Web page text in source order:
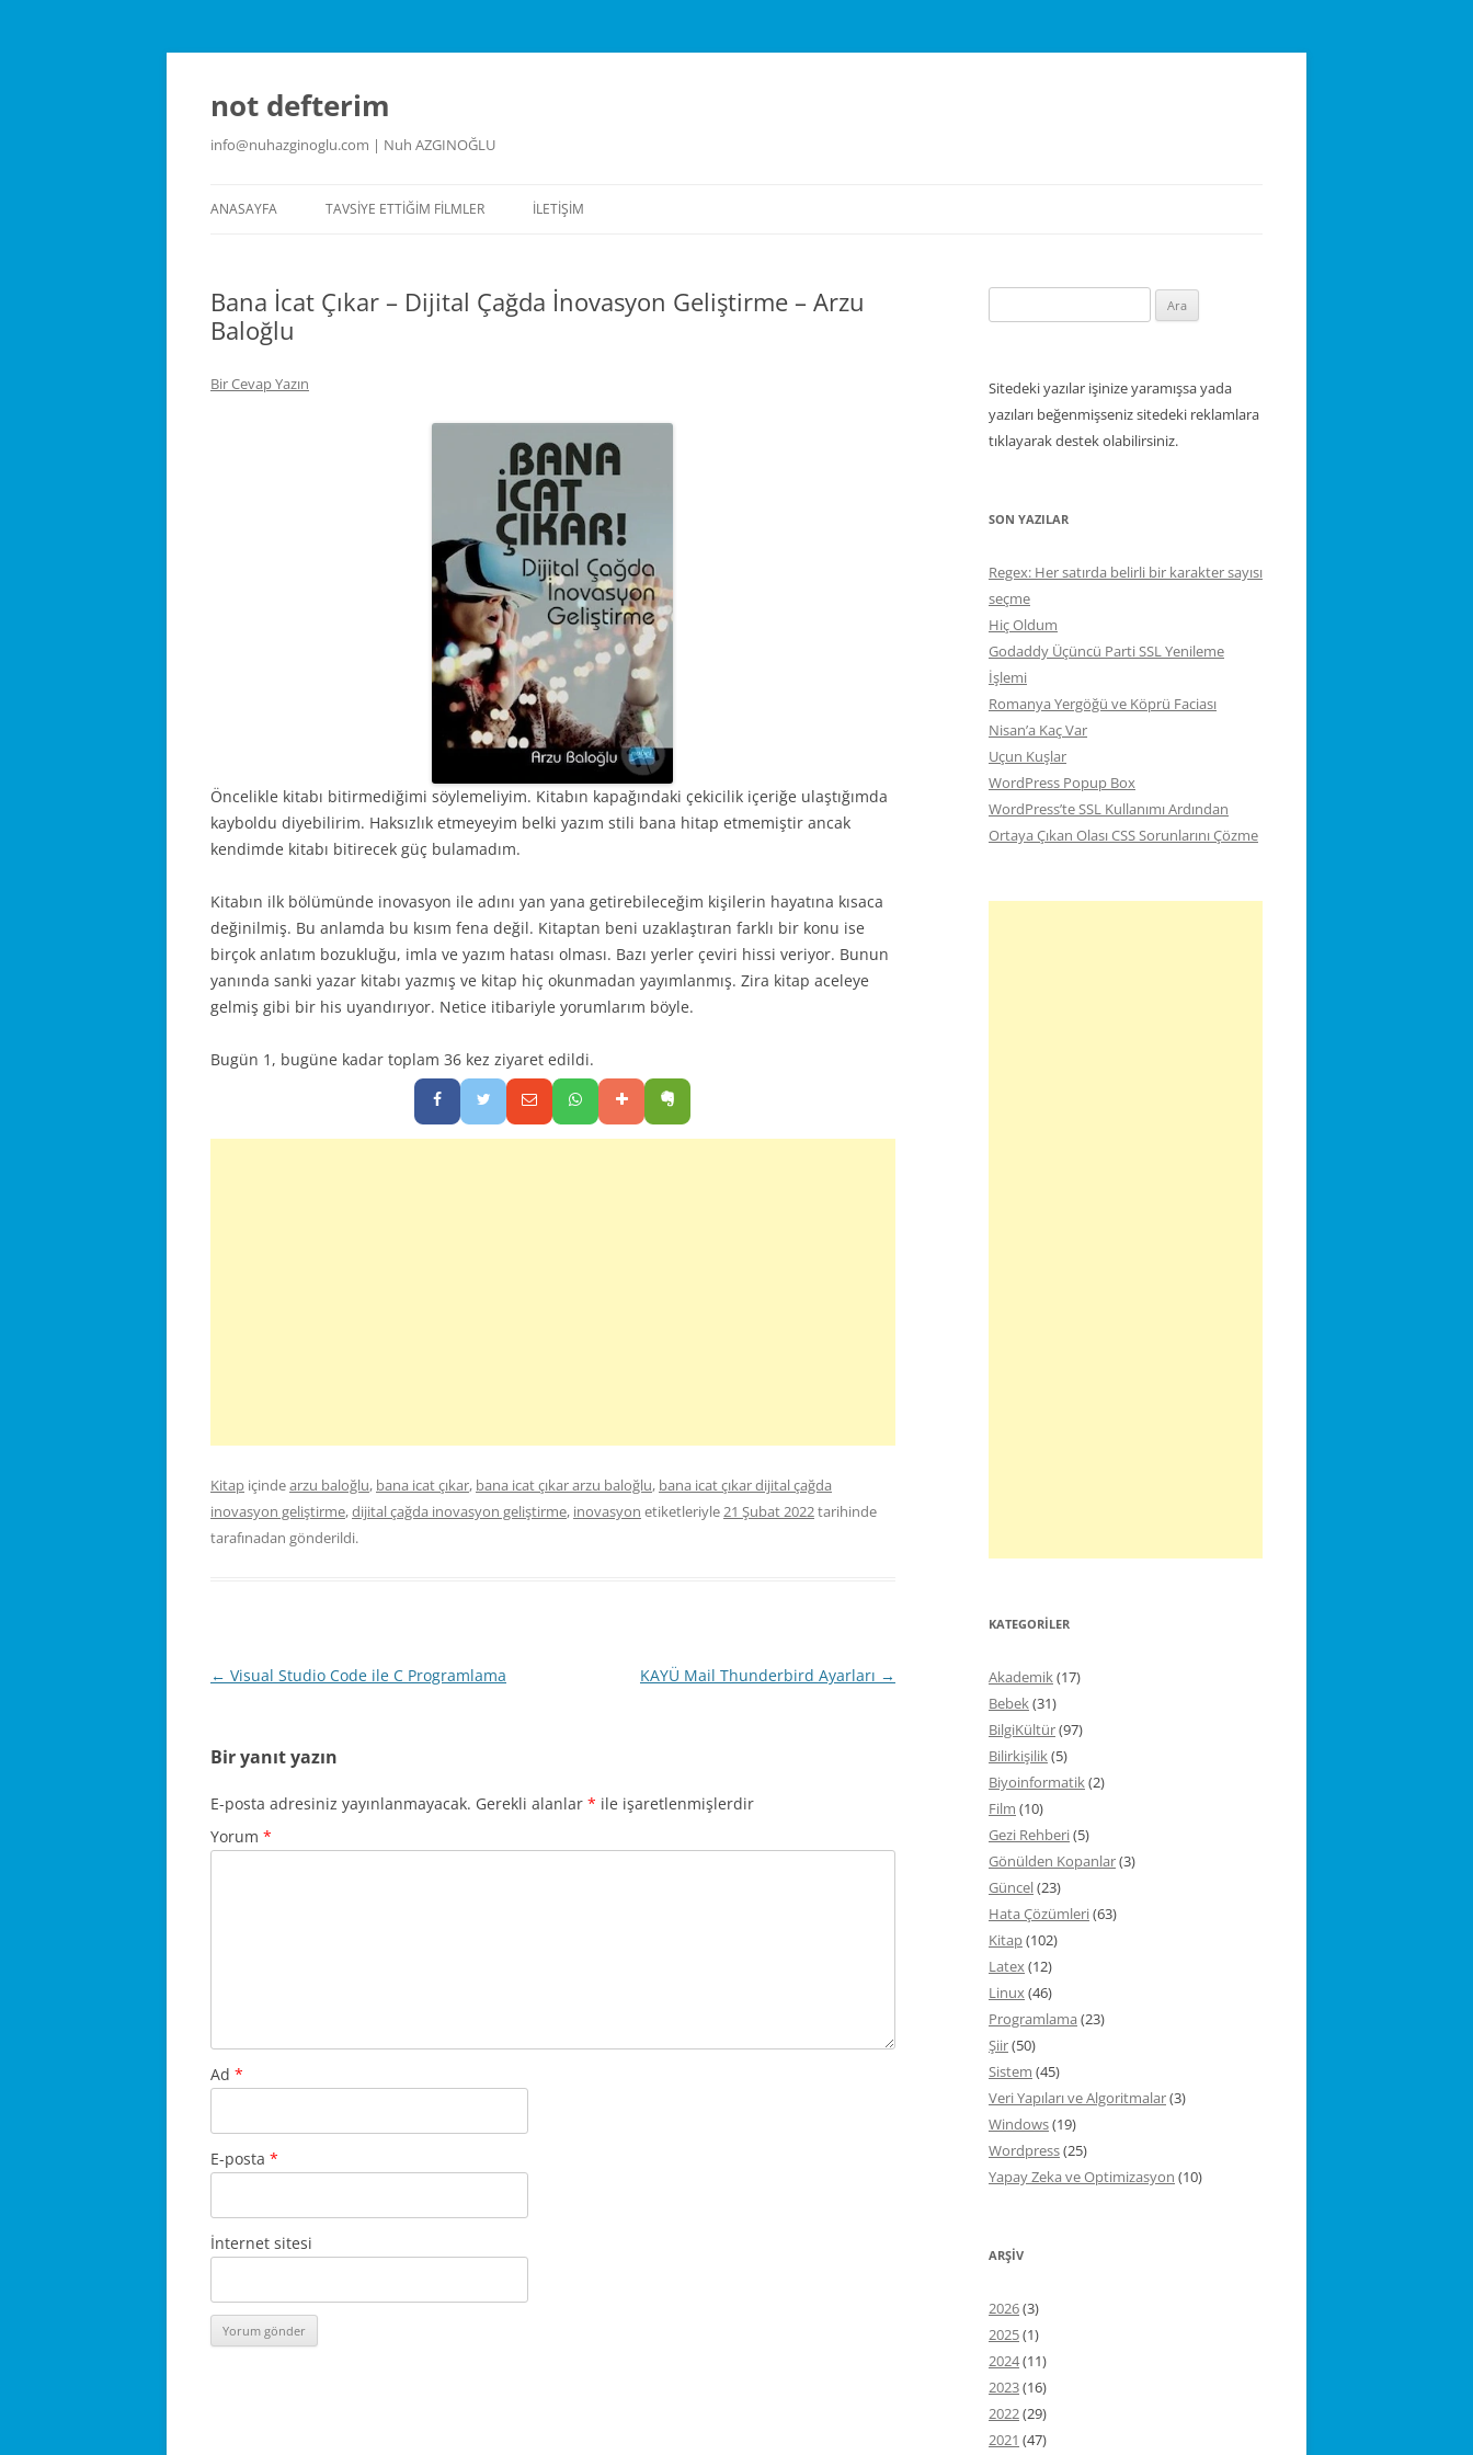
İçeriğe
not defterim
info@nuhazginoglu.com | Nuh AZGINOĞLU
ANASAYFA TAVSIYE ETTIĞIM FILMLER İLETIŞIM
Bana İcat Çıkar – Dijital Çağda İnovasyon Geliştirme – Arzu
Baloğlu
Bir Cevap Yazın
Öncelikle kitabı bitirmediğimi söylemeliyim. Kitabın kapağındaki çekicilik içeriğe ulaştığımda
kayboldu diyebilirim. Haksızlık etmeyeyim belki yazım stili bana hitap etmemiştir ancak
kendimde kitabı bitirecek güç bulamadım.
Kitabın ilk bölümünde inovasyon ile adını yan yana getirebileceğim kişilerin hayatına kısaca
değinilmiş. Bu anlamda bu kısım fena değil. Kitaptan beni uzaklaştıran farklı bir konu ise
birçok anlatım bozukluğu, imla ve yazım hatası olması. Bazı yerler çeviri hissi veriyor. Bunun
yanında sanki yazar kitabı yazmış ve kitap hiç okunmadan yayımlanmış. Zira kitap aceleye
gelmiş gibi bir his uyandırıyor. Netice itibariyle yorumlarım böyle.
Bugün 1, bugüne kadar toplam 36 kez ziyaret edildi.
Kitap içindearzu baloğlu, bana icat çıkar, bana icat çıkar arzu baloğlu, bana icat çıkar dijital çağda
inovasyon geliştirme,dijital çağda inovasyon geliştirme, inovasyon etiketleriyle21 Şubat 2022tarihinde
tarafınadan gönderildi.
Yazı
← Visual Studio Code ile C Programlama KAYÜ Mail Thunderbird Ayarları →
Bir yanıt yazın
E-posta adresiniz yayınlanmayacak. Gerekli alanlar * ile işaretlenmişlerdir
Yorum *
Ad *
E-posta *
İnternet sitesi
Sitedeki yazılar işinize yaramışsa yada
yazıları beğenmişseniz sitedeki reklamlara
tıklayarak destek olabilirsiniz.
SON YAZILAR
Regex: Her satırda belirli bir karakter sayısı
seçme
Hiç Oldum
Godaddy Üçüncü Parti SSL Yenileme
İşlemi
Romanya Yergöğü ve Köprü Faciası
Nisan’a Kaç Var
Uçun Kuşlar
WordPress Popup Box
WordPress’te SSL Kullanımı Ardından
Ortaya Çıkan Olası CSS Sorunlarını Çözme
KATEGORILER
Akademik(17)
Bebek(31)
BilgiKültür(97)
Bilirkişilik(5)
Biyoinformatik(2)
Film (10)
Gezi Rehberi(5)
Gönülden Kopanlar(3)
Güncel(23)
Hata Çözümleri(63)
Kitap(102)
Latex(12)
Linux(46)
Programlama (23)
Şiir(50)
Sistem (45)
Veri Yapıları ve Algoritmalar(3)
Windows(19)
Wordpress(25)
Yapay Zeka ve Optimizasyon (10)
ARŞIV
2026(3)
2025(1)
2024(11)
2023(16)
2022(29)
2021 (47)